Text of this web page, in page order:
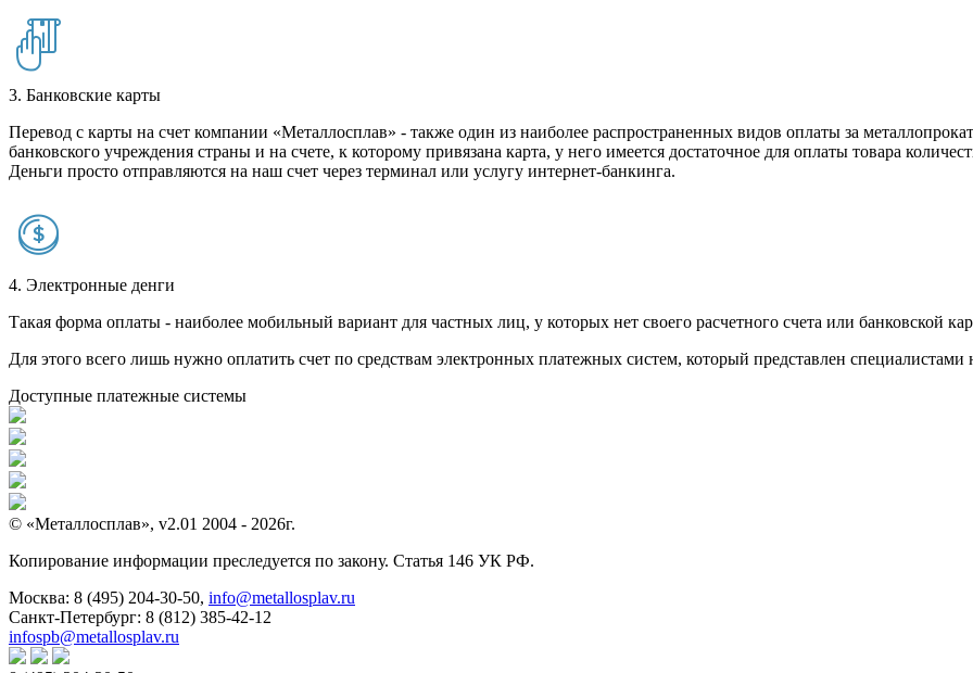
3. Банковские карты
Перевод с карты на счет компании «Металлосплав» - также один из наиболее распространенных видов оплаты за
банковского учреждения страны и на счете, к которому привязана карта, у него имеется достаточное для оплаты товара
Деньги просто отправляются на наш счет через терминал или услугу интернет-банкинга.
4. Электронные денги
Такая форма оплаты - наиболее мобильный вариант для частных лиц, у которых нет своего расчетного счета или банковской
Для этого всего лишь нужно оплатить счет по средствам электронных платежных систем, который представлен
Доступные платежные системы
© «Металлосплав», v2.01 2004 - 2026г.
Копирование информации преследуется по закону. Статья 146 УК РФ.
Москва: 8 (495) 204-30-50, info@metallosplav.ru
Санкт-Петербург: 8 (812) 385-42-12
infospb@metallosplav.ru